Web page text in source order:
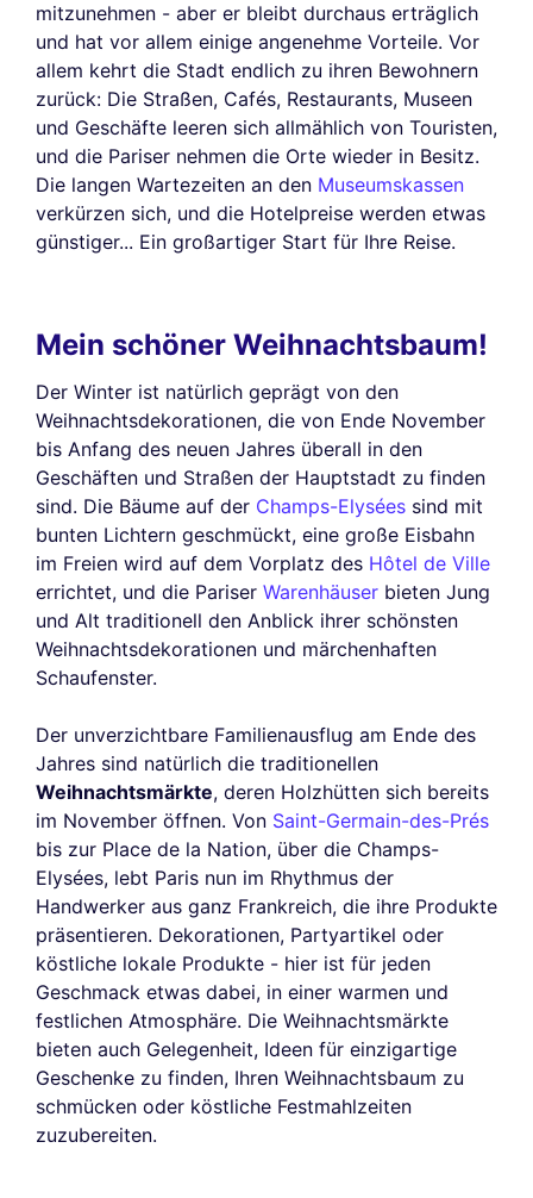
mitzunehmen - aber er bleibt durchaus erträglich
und hat vor allem einige angenehme Vorteile. Vor
allem kehrt die Stadt endlich zu ihren Bewohnern
zurück: Die Straßen, Cafés, Restaurants, Museen
und Geschäfte leeren sich allmählich von Touristen,
und die Pariser nehmen die Orte wieder in Besitz.
Die langen Wartezeiten an den Museumskassen
verkürzen sich, und die Hotelpreise werden etwas
günstiger... Ein großartiger Start für Ihre Reise.
Mein schöner Weihnachtsbaum!
Der Winter ist natürlich geprägt von den
Weihnachtsdekorationen, die von Ende November
bis Anfang des neuen Jahres überall in den
Geschäften und Straßen der Hauptstadt zu finden
sind. Die Bäume auf der Champs-Elysées sind mit
bunten Lichtern geschmückt, eine große Eisbahn
im Freien wird auf dem Vorplatz des Hôtel de Ville
errichtet, und die Pariser Warenhäuser bieten Jung
und Alt traditionell den Anblick ihrer schönsten
Weihnachtsdekorationen und märchenhaften
Schaufenster.
Der unverzichtbare Familienausflug am Ende des
Jahres sind natürlich die traditionellen
Weihnachtsmärkte, deren Holzhütten sich bereits
im November öffnen. Von Saint-Germain-des-Prés
bis zur Place de la Nation, über die Champs-
Elysées, lebt Paris nun im Rhythmus der
Handwerker aus ganz Frankreich, die ihre Produkte
präsentieren. Dekorationen, Partyartikel oder
köstliche lokale Produkte - hier ist für jeden
Geschmack etwas dabei, in einer warmen und
festlichen Atmosphäre. Die Weihnachtsmärkte
bieten auch Gelegenheit, Ideen für einzigartige
Geschenke zu finden, Ihren Weihnachtsbaum zu
schmücken oder köstliche Festmahlzeiten
zuzubereiten.